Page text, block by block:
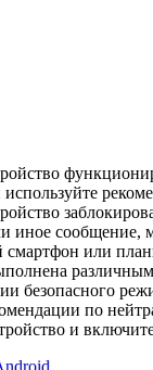
иное сообщение,
смартфон или
безопасного
по
и